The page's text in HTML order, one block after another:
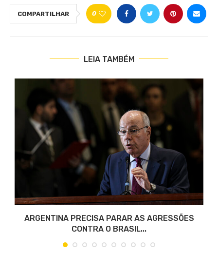
COMPARTILHAR 0
LEIA TAMBÉM
ARGENTINA PRECISA PARAR AS AGRESSÕES
CONTRA O BRASIL...